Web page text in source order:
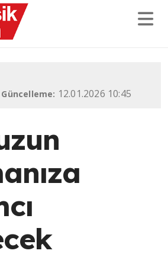
Güncelleme: 12.01.2026 10:45